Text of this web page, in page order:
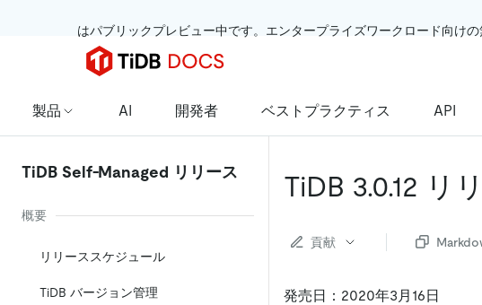
はパブリックプレビュー中です。エンタープライズワークロード向け
製品 AI 開発者 ベストプラクティス API
TiDB Self-Managed リリース
概要
リリーススケジュール
TiDB バージョン管理
TiDB 3.0.12 リ
貢献
発売日：2020年3月16日